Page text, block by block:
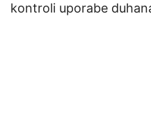
kontroli uporabe